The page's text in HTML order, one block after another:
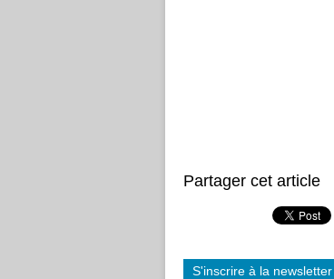
Partager cet article
S'inscrire à la newsletter